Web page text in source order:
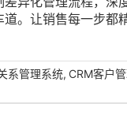
。让销售每一步都
系管理系统, CRM客户